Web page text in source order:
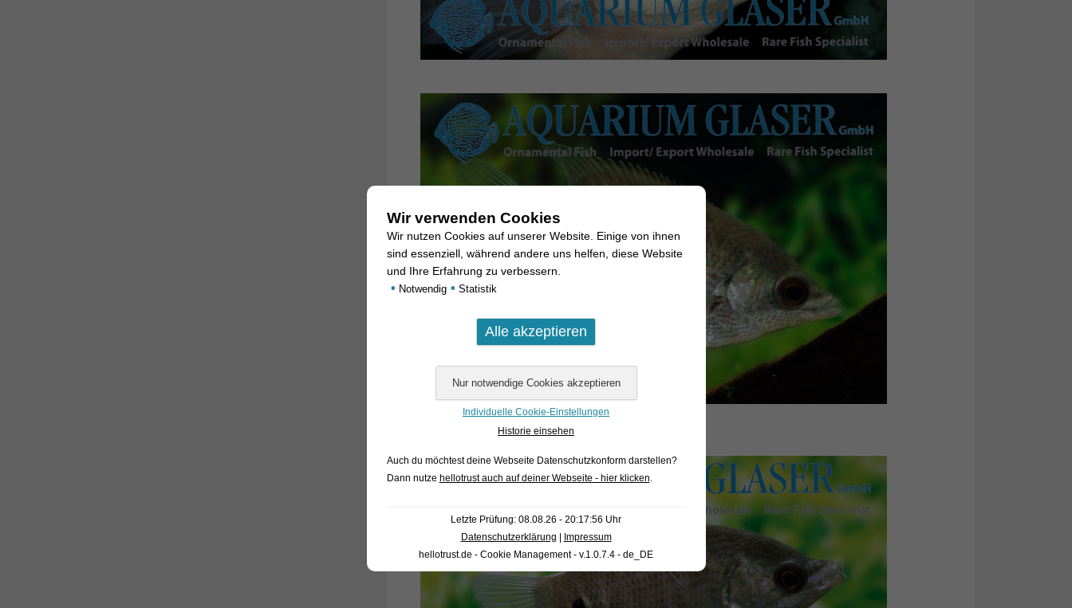
Wir verwenden Cookies
Wir nutzen Cookies auf unserer Website. Einige von ihnen
sind essenziell, während andere uns helfen, diese Website
und Ihre Erfahrung zu verbessern.
• Notwendig • Statistik
Individuelle Cookie-Einstellungen
Historie einsehen
Auch du möchtest deine Webseite Datenschutzkonform darstellen?
Dann nutze hellotrust auch auf deiner Webseite - hier klicken.
Letzte Prüfung: 08.08.26 - 20:17:56 Uhr
Datenschutzerklärung
Impressum
hellotrust.de - Cookie Management - v.1.0.7.4 - de_DE